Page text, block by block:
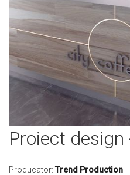
Proiect
Producator: Trend Production
Skip
to
beginning